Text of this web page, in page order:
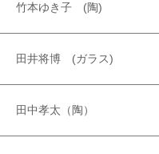
竹本ゆき子 (陶)
田井将博 (ガラス)
田中孝太（陶）